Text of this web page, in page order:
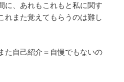
に、あれもこれもと私に関す
れまた覚えてもらうのは難し
た自己紹介＝自慢でもないの